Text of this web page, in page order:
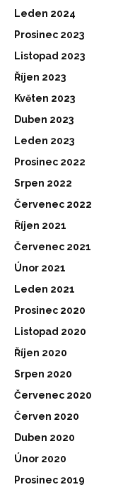
Leden 2024
Prosinec 2023
Listopad 2023
Říjen 2023
Květen 2023
Duben 2023
Leden 2023
Prosinec 2022
Srpen 2022
Červenec 2022
Říjen 2021
Červenec 2021
Únor 2021
Leden 2021
Prosinec 2020
Listopad 2020
Říjen 2020
Srpen 2020
Červenec 2020
Červen 2020
Duben 2020
Únor 2020
Prosinec 2019